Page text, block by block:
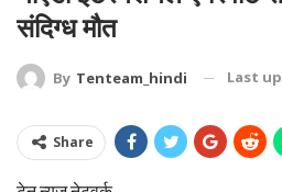
संदिग्ध मौत
By Tenteam_hindi Last
Share